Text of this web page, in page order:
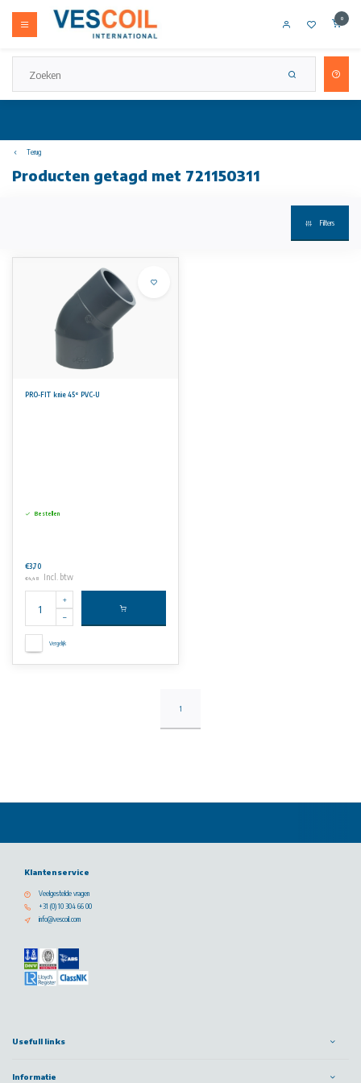
0
Terug
Producten getagd met 721150311
Filters
PRO-FIT knie 45° PVC-U
Bestellen
€3,70
€4,48 Incl. btw
Vergelijk
1
Klantenservice
Veelgestelde vragen
+31 (0) 10 304 66 00
info@vescoil.com
Usefull links
Informatie